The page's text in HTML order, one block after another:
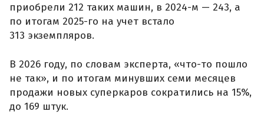
приобрели 212 таких машин, в 2024-м — 243, а
по итогам 2025-го на учет встало
313 экземпляров.
В 2026 году, по словам эксперта, «что-то пошло
не так», и по итогам минувших семи месяцев
продажи новых суперкаров сократились на 15%,
до 169 штук.